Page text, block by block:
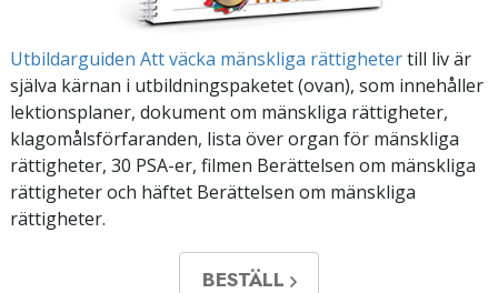
Utbildarguiden Att väcka mänskliga rättighetertill liv är
själva kärnan i utbildningspaketet (ovan), som innehåller
lektionsplaner, dokument om mänskliga rättigheter,
klagomålsförfaranden, lista över organ för mänskliga
rättigheter, 30 PSA-er, filmen Berättelsen om mänskliga
rättigheter och häftet Berättelsen om mänskliga
rättigheter.
BESTÄLL